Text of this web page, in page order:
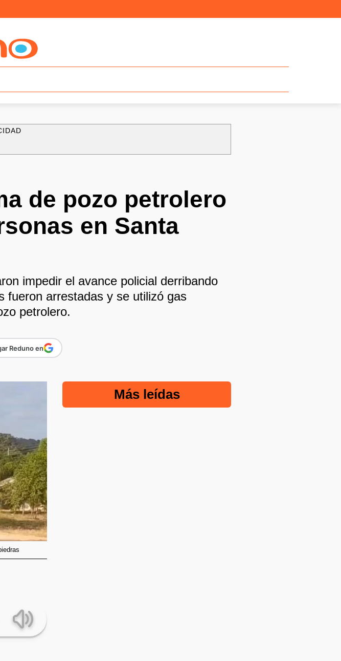
de pozo petrolero
en Santa
impedir el avance policial derribando
fueron arrestadas y se utilizó gas
petrolero.
Reduno en
Más leídas